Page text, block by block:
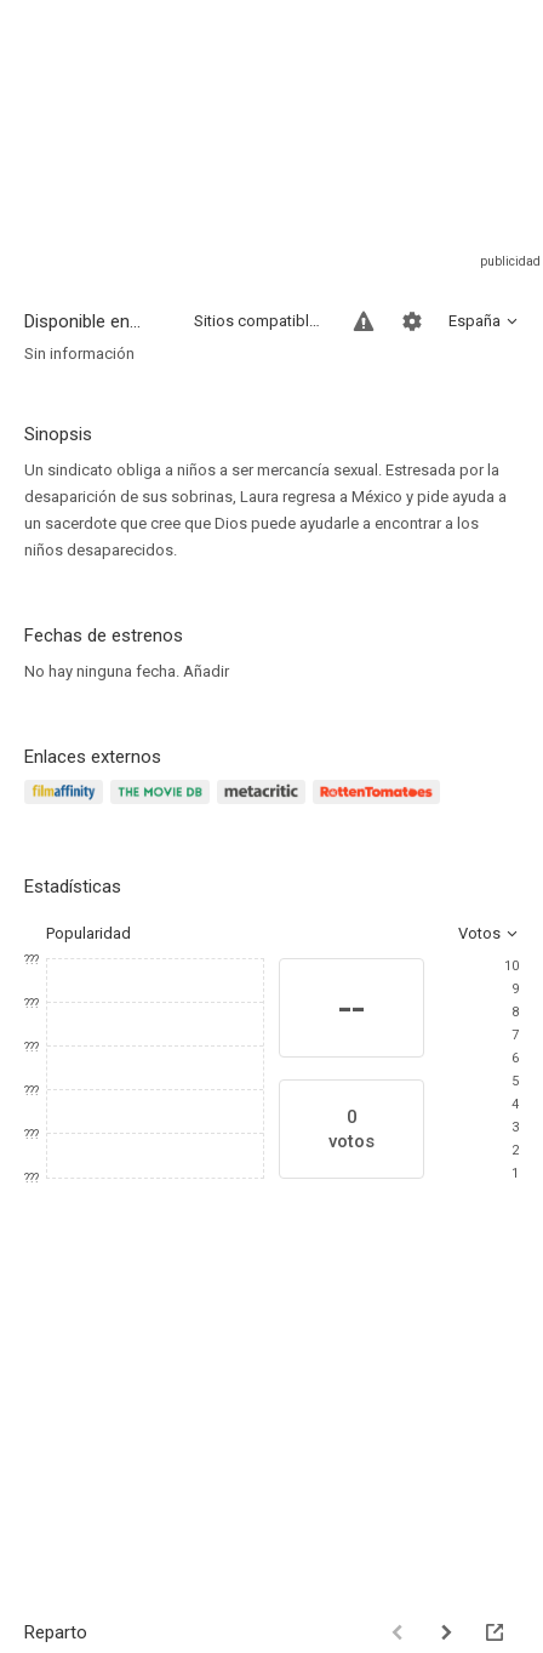
Disponible en... España
Sitios compatibles
Sin información
Sinopsis
Un sindicato obliga a niños a ser mercancía sexual. Estresada por la
desaparición de sus sobrinas, Laura regresa a México y pide ayuda a
un sacerdote que cree que Dios puede ayudarle a encontrar a los
niños desaparecidos.
Fechas de estrenos
No hay ninguna fecha. Añadir
Enlaces externos
Estadísticas
Popularidad Votos
???
???
???
???
???
???
--
0
votos
10
9
8
7
6
5
4
3
2
1
Reparto